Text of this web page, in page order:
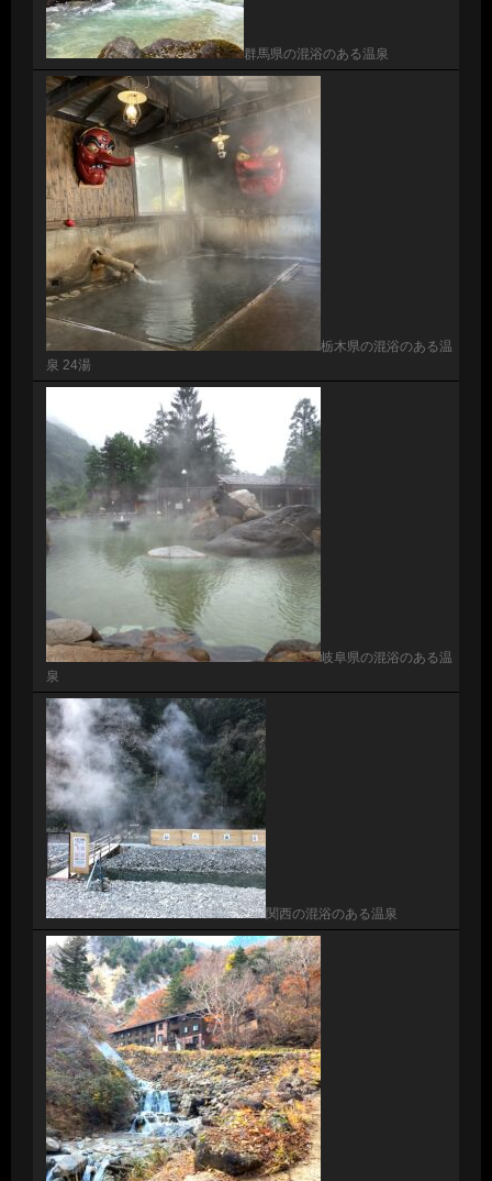
群馬県の混浴のある温泉
栃木県の混浴のある温
泉 24湯
岐阜県の混浴のある温
泉
関西の混浴のある温泉